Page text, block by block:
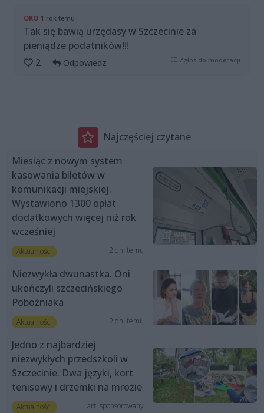
OKO 1 rok temu
Tak się bawią urzędasy w Szczecinie za
pieniądze podatników!!!
2
Odpowiedz Zgłoś do moderacji
Najczęściej czytane
Miesiąc z nowym system
kasowania biletów w
komunikacji miejskiej.
Wystawiono 1300 opłat
dodatkowych więcej niż rok
wcześniej
Aktualności 2 dni temu
Niezwykła dwunastka. Oni
ukończyli szczecińskiego
Pobożniaka
Aktualności 2 dni temu
Jedno z najbardziej
niezwykłych przedszkoli w
Szczecinie. Dwa języki, kort
tenisowy i drzemki na mrozie
Aktualności art. sponsorowany